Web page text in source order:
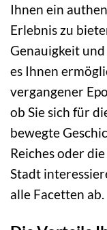
Ihnen ein
Erlebnis zu
Genauigkeit
es Ihnen
vergangener
ob Sie sich für
bewegte
Reiches oder
Stadt
alle Facetten ab.